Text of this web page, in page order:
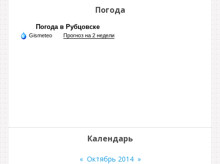
Погода
Погода в Рубцовске
Gismeteo Прогноз на 2 недели
Календарь
« Октябрь 2014 »